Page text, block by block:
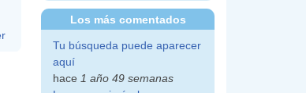
Los más comentados
Tu búsqueda puede aparecer
aquí
hace 1 año 49 semanas